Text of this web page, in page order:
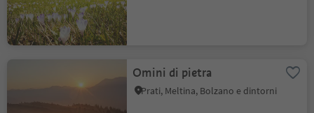
Omini di pietra
Prati, Meltina, Bolzano e dintorni